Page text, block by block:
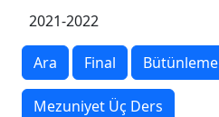
2021-2022
Ara Final Bütünleme
Mezuniyet Üç Ders